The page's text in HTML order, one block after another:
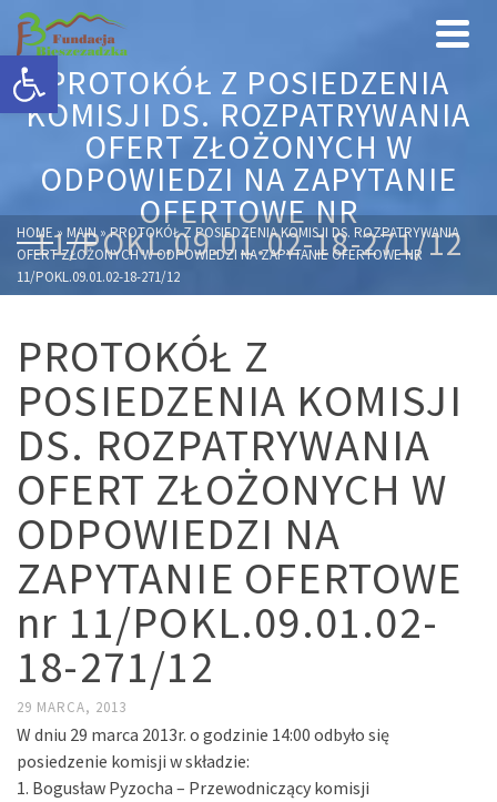
Otwórz pasek narzędzi
PROTOKÓŁ Z POSIEDZENIA
KOMISJI DS. ROZPATRYWANIA
OFERT ZŁOŻONYCH W
ODPOWIEDZI NA ZAPYTANIE
OFERTOWE NR
11/POKL.09.01.02-18-271/12
HOME » MAIN »PROTOKÓŁ Z POSIEDZENIA KOMISJI DS. ROZPATRYWANIA
OFERT ZŁOŻONYCH W ODPOWIEDZI NA ZAPYTANIE OFERTOWE NR
11/POKL.09.01.02-18-271/12
PROTOKÓŁ Z
POSIEDZENIA KOMISJI
DS. ROZPATRYWANIA
OFERT ZŁOŻONYCH W
ODPOWIEDZI NA
ZAPYTANIE OFERTOWE
nr 11/POKL.09.01.02-
18-271/12
29 MARCA, 2013
W dniu 29 marca 2013r. o godzinie 14:00 odbyło się
posiedzenie komisji w składzie:
1. Bogusław Pyzocha – Przewodniczący komisji